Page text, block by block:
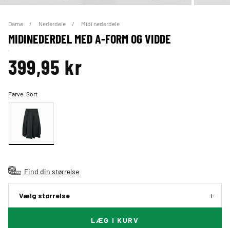
Dame Nederdele Midi nederdele
MIDINEDERDEL MED A-FORM OG VIDDE
399,95 kr
Farve:Sort
Find din størrelse
Vælg størrelse
LÆG I KURV